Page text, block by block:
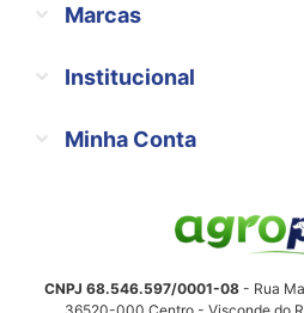
Marcas
Institucional
Minha Conta
CNPJ 68.546.597/0001-08 - Rua